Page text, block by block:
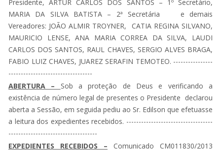
Presidente, ARTUR CARLOS DOS SANTOS – 1º Secretário,
MARIA DA SILVA BATISTA – 2ª Secretária e demais
Vereadores: JOÃO ALMIR TROYNER, CATIA REGINA SILVANO,
MAURICIO LENSE, ANA MARIA CORREA DA SILVA, LAUDI
CARLOS DOS SANTOS, RAUL CHAVES, SERGIO ALVES BRAGA,
FABIO LUIZ CHAVES, JUAREZ SERAFIN TEMOTEO. ----------------
----------------------------------
ABERTURA – Sob a proteção de Deus e verificando a
existência de número legal de presentes o Presidente declarou
aberta a Sessão, em seguida pediu ao Sr. Edilson que efetuasse
a leitura dos expedientes recebidos. -----------------------------------
------------------------------------
EXPEDIENTES RECEBIDOS – Comunicado CM011830/2013